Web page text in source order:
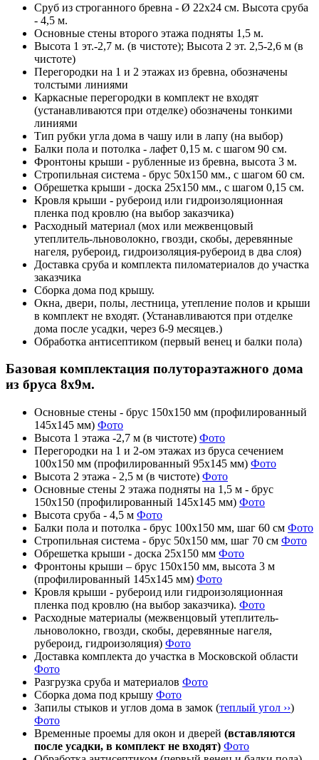
Сруб из строганного бревна - Ø 22х24 см. Высота сруба
- 4,5 м.
Основные стены второго этажа подняты 1,5 м.
Высота 1 эт.-2,7 м. (в чистоте); Высота 2 эт. 2,5-2,6 м (в
чистоте)
Перегородки на 1 и 2 этажах из бревна, обозначены
толстыми линиями
Каркасные перегородки в комплект не входят
(устанавливаются при отделке) обозначены тонкими
линиями
Тип рубки угла дома в чашу или в лапу (на выбор)
Балки пола и потолка - лафет 0,15 м. с шагом 90 см.
Фронтоны крыши - рубленные из бревна, высота 3 м.
Стропильная система - брус 50х150 мм., с шагом 60 см.
Обрешетка крыши - доска 25х150 мм., с шагом 0,15 см.
Кровля крыши - рубероид или гидроизоляционная
пленка под кровлю (на выбор заказчика)
Расходный материал (мох или межвенцовый
утеплитель-льноволокно, гвозди, скобы, деревянные
нагеля, рубероид, гидроизоляция-рубероид в два слоя)
Доставка сруба и комплекта пиломатериалов до участка
заказчика
Сборка дома под крышу.
Окна, двери, полы, лестница, утепление полов и крыши
в комплект не входят. (Устанавливаются при отделке
дома после усадки, через 6-9 месяцев.)
Обработка антисептиком (первый венец и балки пола)
Базовая комплектация полутораэтажного дома
из бруса 8х9м.
Основные стены - брус 150х150 мм (профилированный
145х145 мм) Фото
Высота 1 этажа -2,7 м (в чистоте) Фото
Перегородки на 1 и 2-ом этажах из бруса сечением
100х150 мм (профилированный 95х145 мм) Фото
Высота 2 этажа - 2,5 м (в чистоте) Фото
Основные стены 2 этажа подняты на 1,5 м - брус
150х150 (профилированный 145х145 мм) Фото
Высота сруба - 4,5 м Фото
Балки пола и потолка - брус 100х150 мм, шаг 60 см Фото
Стропильная система - брус 50х150 мм, шаг 70 см Фото
Обрешетка крыши - доска 25х150 мм Фото
Фронтоны крыши – брус 150х150 мм, высота 3 м
(профилированный 145х145 мм) Фото
Кровля крыши - рубероид или гидроизоляционная
пленка под кровлю (на выбор заказчика). Фото
Расходные материалы (межвенцовый утеплитель-
льноволокно, гвозди, скобы, деревянные нагеля,
рубероид, гидроизоляция) Фото
Доставка комплекта до участка в Московской области
Фото
Разгрузка сруба и материалов Фото
Сборка дома под крышу Фото
Запилы стыков и углов дома в замок (теплый угол ››)
Фото
Временные проемы для окон и дверей (вставляются
после усадки, в комплект не входят) Фото